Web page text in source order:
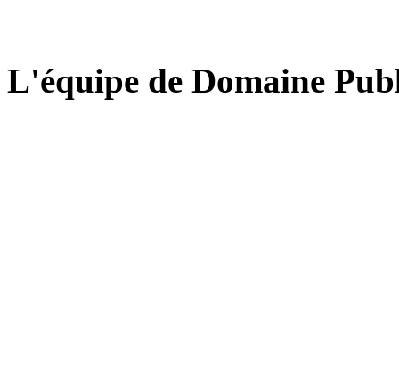
L'équipe de Domaine